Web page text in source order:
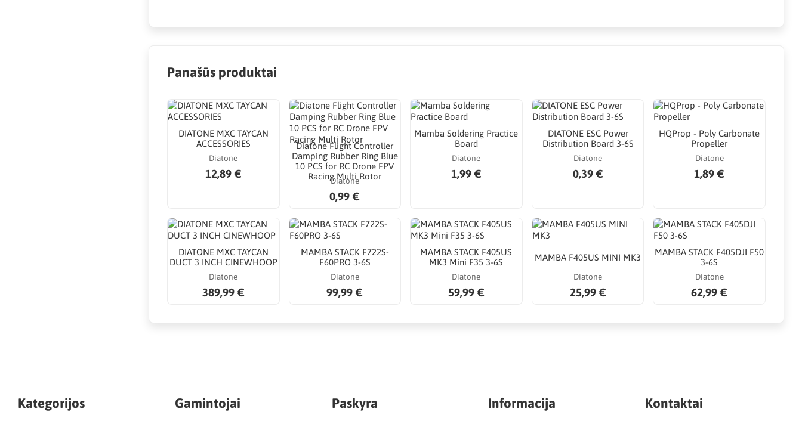
Panašūs produktai
DIATONE MXC TAYCAN
ACCESSORIES
Diatone
12,89 €
Diatone Flight Controller
Damping Rubber Ring Blue
10 PCS for RC Drone FPV
Racing Multi Rotor
Diatone
0,99 €
Mamba Soldering Practice
Board
Diatone
1,99 €
DIATONE ESC Power
Distribution Board 3-6S
Diatone
0,39 €
HQProp - Poly Carbonate
Propeller
Diatone
1,89 €
DIATONE MXC TAYCAN
DUCT 3 INCH CINEWHOOP
Diatone
389,99 €
MAMBA STACK F722S-
F60PRO 3-6S
Diatone
99,99 €
MAMBA STACK F405US
MK3 Mini F35 3-6S
Diatone
59,99 €
MAMBA F405US MINI MK3
Diatone
25,99 €
MAMBA STACK F405DJI F50
3-6S
Diatone
62,99 €
Kategorijos Gamintojai Paskyra Informacija Kontaktai